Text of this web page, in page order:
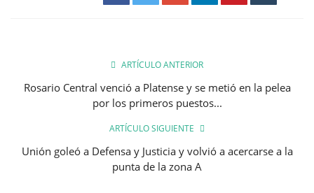
ARTÍCULO ANTERIOR
Rosario Central venció a Platense y se metió en la pelea
por los primeros puestos...
ARTÍCULO SIGUIENTE
Unión goleó a Defensa y Justicia y volvió a acercarse a la
punta de la zona A